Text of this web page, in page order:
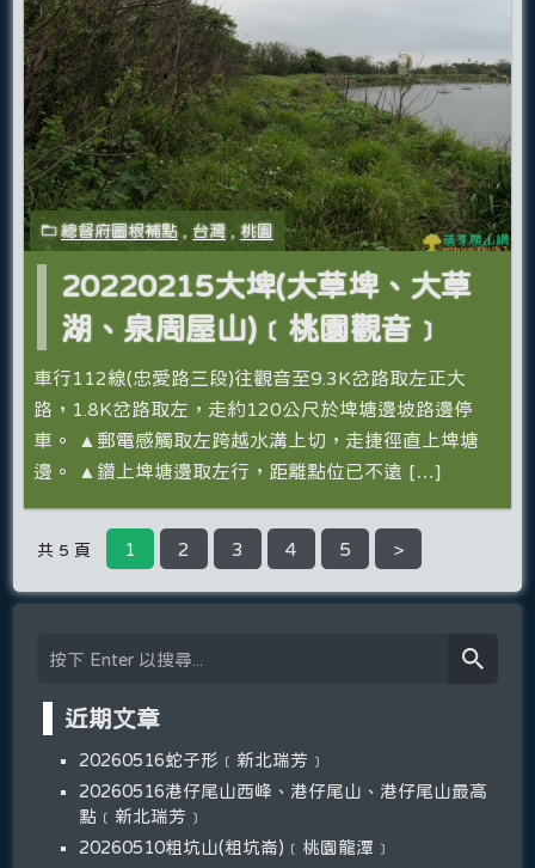
總督府圖根補點 ,台灣 , 桃園
20220215大埤(大草埤、大草
湖、泉周屋山)﹝桃園觀音﹞
車行112線(忠愛路三段)往觀音至9.3K岔路取左正大
路，1.8K岔路取左，走約120公尺於埤塘邊坡路邊停
車。 ▲郵電感觸取左跨越水溝上切，走捷徑直上埤塘
邊。 ▲鑽上埤塘邊取左行，距離點位已不遠 […]
共 5 頁 1 2 3 4 5 >
近期文章
20260516蛇子形﹝新北瑞芳﹞
20260516港仔尾山西峰、港仔尾山、港仔尾山最高
點﹝新北瑞芳﹞
20260510粗坑山(粗坑崙)﹝桃園龍潭﹞